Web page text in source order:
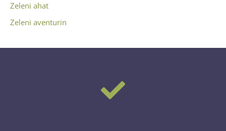
Zeleni ahat
Zeleni aventurin